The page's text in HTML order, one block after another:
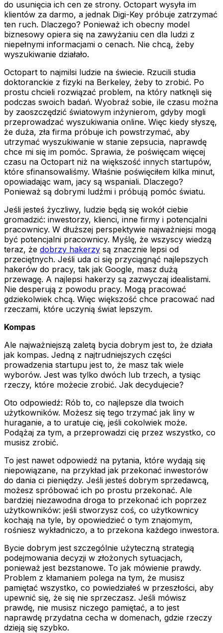
do usunięcia ich cen ze strony. Octopart wysyła im
klientów za darmo, a jednak Digi-Key próbuje zatrzymać
ten ruch. Dlaczego? Ponieważ ich obecny model
biznesowy opiera się na zawyżaniu cen dla ludzi z
niepełnymi informacjami o cenach. Nie chcą, żeby
wyszukiwanie działało.
Octopart to najmilsi ludzie na świecie. Rzucili studia
doktoranckie z fizyki na Berkeley, żeby to zrobić. Po
prostu chcieli rozwiązać problem, na który natknęli się
podczas swoich badań. Wyobraź sobie, ile czasu można
by zaoszczędzić światowym inżynierom, gdyby mogli
przeprowadzać wyszukiwania online. Więc kiedy słyszę,
że duża, zła firma próbuje ich powstrzymać, aby
utrzymać wyszukiwanie w stanie zepsucia, naprawdę
chce mi się im pomóc. Sprawia, że poświęcam więcej
czasu na Octopart niż na większość innych startupów,
które sfinansowaliśmy. Właśnie poświęciłem kilka minut,
opowiadając wam, jacy są wspaniali. Dlaczego?
Ponieważ są dobrymi ludźmi i próbują pomóc światu.
Jeśli jesteś życzliwy, ludzie będą się wokół ciebie
gromadzić: inwestorzy, klienci, inne firmy i potencjalni
pracownicy. W dłuższej perspektywie najważniejsi mogą
być potencjalni pracownicy. Myślę, że wszyscy wiedzą
teraz, że dobrzy hakerzy są znacznie lepsi od
przeciętnych. Jeśli uda ci się przyciągnąć najlepszych
hakerów do pracy, tak jak Google, masz dużą
przewagę. A najlepsi hakerzy są zazwyczaj idealistami.
Nie desperują z powodu pracy. Mogą pracować
gdziekolwiek chcą. Więc większość chce pracować nad
rzeczami, które uczynią świat lepszym.
Kompas
Ale najważniejszą zaletą bycia dobrym jest to, że działa
jak kompas. Jedną z najtrudniejszych części
prowadzenia startupu jest to, że masz tak wiele
wyborów. Jest was tylko dwóch lub trzech, a tysiąc
rzeczy, które możecie zrobić. Jak decydujecie?
Oto odpowiedź: Rób to, co najlepsze dla twoich
użytkowników. Możesz się tego trzymać jak liny w
huraganie, a to uratuje cię, jeśli cokolwiek może.
Podążaj za tym, a przeprowadzi cię przez wszystko, co
musisz zrobić.
To jest nawet odpowiedź na pytania, które wydają się
niepowiązane, na przykład jak przekonać inwestorów
do dania ci pieniędzy. Jeśli jesteś dobrym sprzedawcą,
możesz spróbować ich po prostu przekonać. Ale
bardziej niezawodna droga to przekonać ich poprzez
użytkowników: jeśli stworzysz coś, co użytkownicy
kochają na tyle, by opowiedzieć o tym znajomym,
rośniesz wykładniczo, a to przekona każdego inwestora.
Bycie dobrym jest szczególnie użyteczną strategią
podejmowania decyzji w złożonych sytuacjach,
ponieważ jest bezstanowe. To jak mówienie prawdy.
Problem z kłamaniem polega na tym, że musisz
pamiętać wszystko, co powiedziałeś w przeszłości, aby
upewnić się, że się nie sprzeczasz. Jeśli mówisz
prawdę, nie musisz niczego pamiętać, a to jest
naprawdę przydatna cecha w domenach, gdzie rzeczy
dzieją się szybko.